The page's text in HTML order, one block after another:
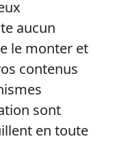
aucun
le monter et
contenus
sont
en toute